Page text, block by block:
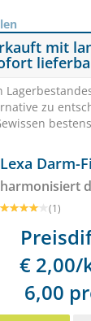
- 9 kg
Ausverkauft
mit
zu
Lexa Darm-
harmonisiert
(1)
€ 2,00/
6,00